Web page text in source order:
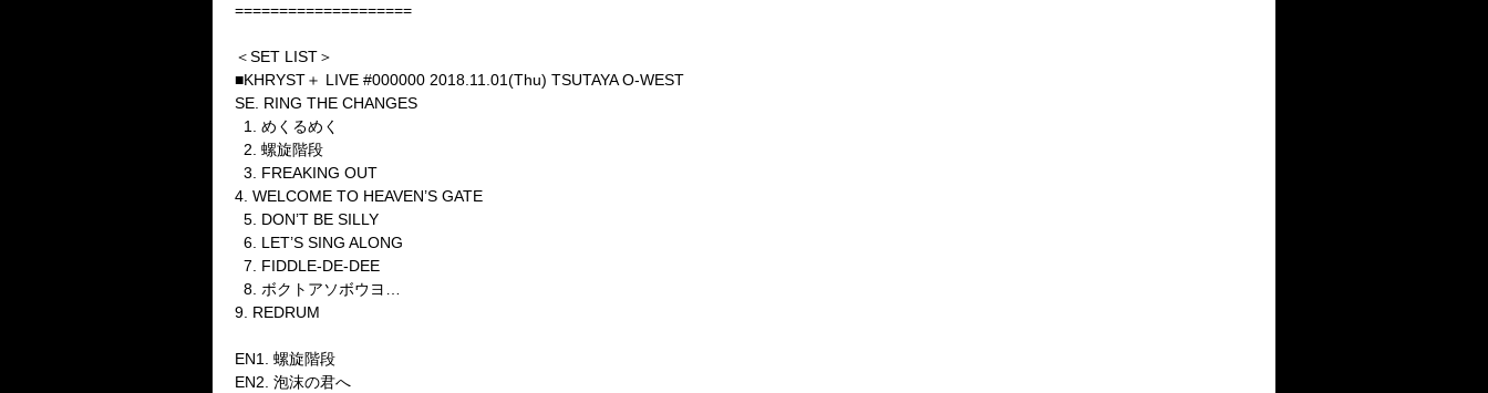
====================
＜SET LIST＞
■KHRYST＋ LIVE #000000 2018.11.01(Thu) TSUTAYA O-WEST
SE. RING THE CHANGES
1. めくるめく
2. 螺旋階段
3. FREAKING OUT
4. WELCOME TO HEAVEN’S GATE
5. DON’T BE SILLY
6. LET’S SING ALONG
7. FIDDLE-DE-DEE
8. ボクトアソボウヨ…
9. REDRUM
EN1. 螺旋階段
EN2. 泡沫の君へ